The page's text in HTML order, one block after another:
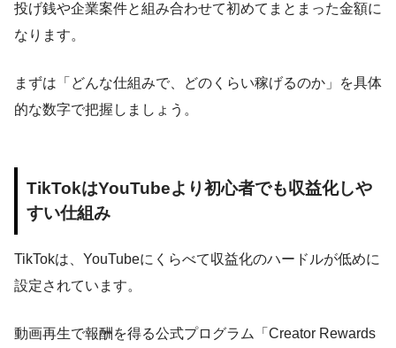
投げ銭や企業案件と組み合わせて初めてまとまった金額に
なります。
まずは「どんな仕組みで、どのくらい稼げるのか」を具体
的な数字で把握しましょう。
TikTokはYouTubeより初心者でも収益化しや
すい仕組み
TikTokは、YouTubeにくらべて収益化のハードルが低めに
設定されています。
動画再生で報酬を得る公式プログラム「Creator Rewards